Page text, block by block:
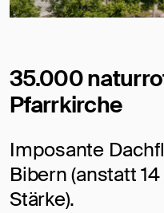
35.000
Pfarrkirche
Imposante
Bibern (anstatt
Stärke).